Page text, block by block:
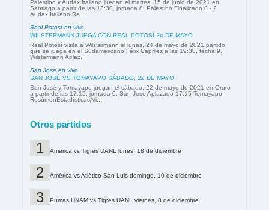
Palestino y Audax Italiano juegan el martes, 15 de junio de 2021 en
Santiago a partir de las 13:30, jornada 8. Palestino Finalizado 0 - 2
Audax Italiano Re...
Real Potosí en vivo
WILSTERMANN JUEGA CON REAL POTOSÍ 24 DE MAYO
Real Potosí visita a Wilstermann el lunes, 24 de mayo de 2021 partido
que se juega en el Sudamericano Félix Caprilez a las 19:30, fecha 9.
Wilstermann Aplaz...
San Jose en vivo
SAN JOSÉ VS TOMAYAPO SÁBADO, 22 DE MAYO
San José y Tomayapo juegan el sábado, 22 de mayo de 2021 en Oruro
a partir de las 17:15, jornada 9. San José Aplazado 17:15 Tomayapo
ResúmenEstadísticasAli...
Otros partidos
América vs Tigres UANL lunes, 18 de diciembre
América vs Atlético San Luis domingo, 10 de diciembre
Pumas UNAM vs Tigres UANL viernes, 8 de diciembre